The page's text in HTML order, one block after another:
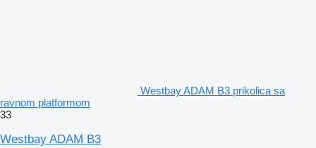
Westbay ADAM B3 prikolica sa
ravnom platformom
33
Westbay ADAM B3